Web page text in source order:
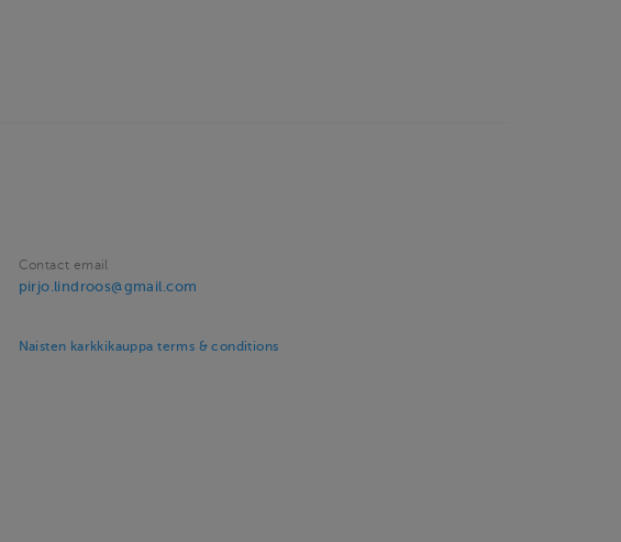
Contact email
pirjo.lindroos@gmail.com
Naisten karkkikauppa terms & conditions